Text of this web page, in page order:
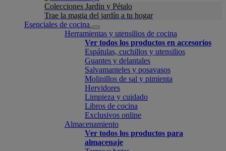
Colecciones Jardin y Pétalo
Trae la magia del jardín a tu hogar
Esenciales de cocina
Herramientas y utensilios de cocina
Ver todos los productos en accesorios
Espátulas, cuchillos y utensilios
Guantes y delantales
Salvamanteles y posavasos
Molinillos de sal y pimienta
Hervidores
Limpieza y cuidado
Libros de cocina
Exclusivos online
Almacenamiento
Ver todos los productos para
almacenaje